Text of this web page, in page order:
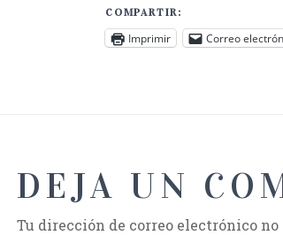
COMPARTIR:
Imprimir Correo
DEJA UN
Tu dirección de correo electrónico no